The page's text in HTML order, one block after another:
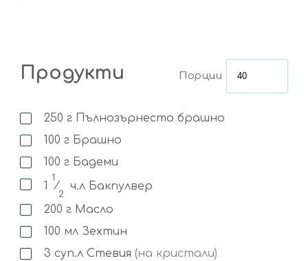
Продукти Порции
250 г Пълнозърнесто брашно
100 г Брашно
100 г Бадеми
1
1
⁄
2
ч.л Бакпулвер
200 г Масло
100 мл Зехтин
3 суп.л Стевия (на кристали)